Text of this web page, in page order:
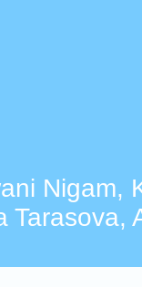
Nigam,
Tarasova,